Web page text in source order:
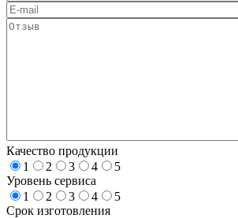
Качество продукции
1
2 3 4
5
Уровень сервиса
1
2 3 4
5
Срок изготовления